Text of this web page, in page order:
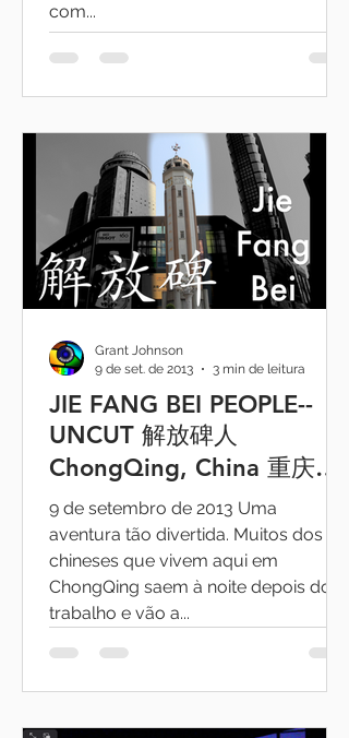
com...
JIE FANG BEI PEOPLE--
UNCUT 解放碑人
ChongQing, China 重庆中
国
9 de setembro de 2013 Uma
aventura tão divertida. Muitos dos
chineses que vivem aqui em
ChongQing saem à noite depois do
trabalho e vão a...
Grant Johnson
9 de set. de 2013
3 min de leitura